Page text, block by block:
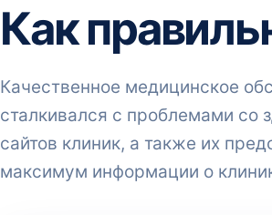
Как
Качественное медицинское
сталкивался с проблемами со
сайтов клиник, а также их
максимум информации о